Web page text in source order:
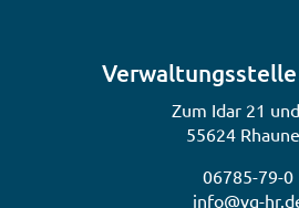
Verwaltungsstelle
Zum Idar 21
55624
06785-79-0
info@vg-